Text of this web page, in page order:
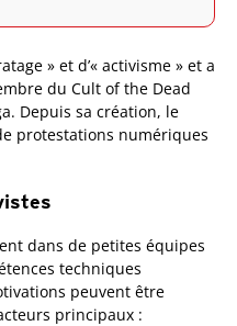
» et d’« activisme » et a
du Cult of the Dead
Depuis sa création, le
protestations numériques
dans de petites équipes
techniques
peuvent être
principaux :